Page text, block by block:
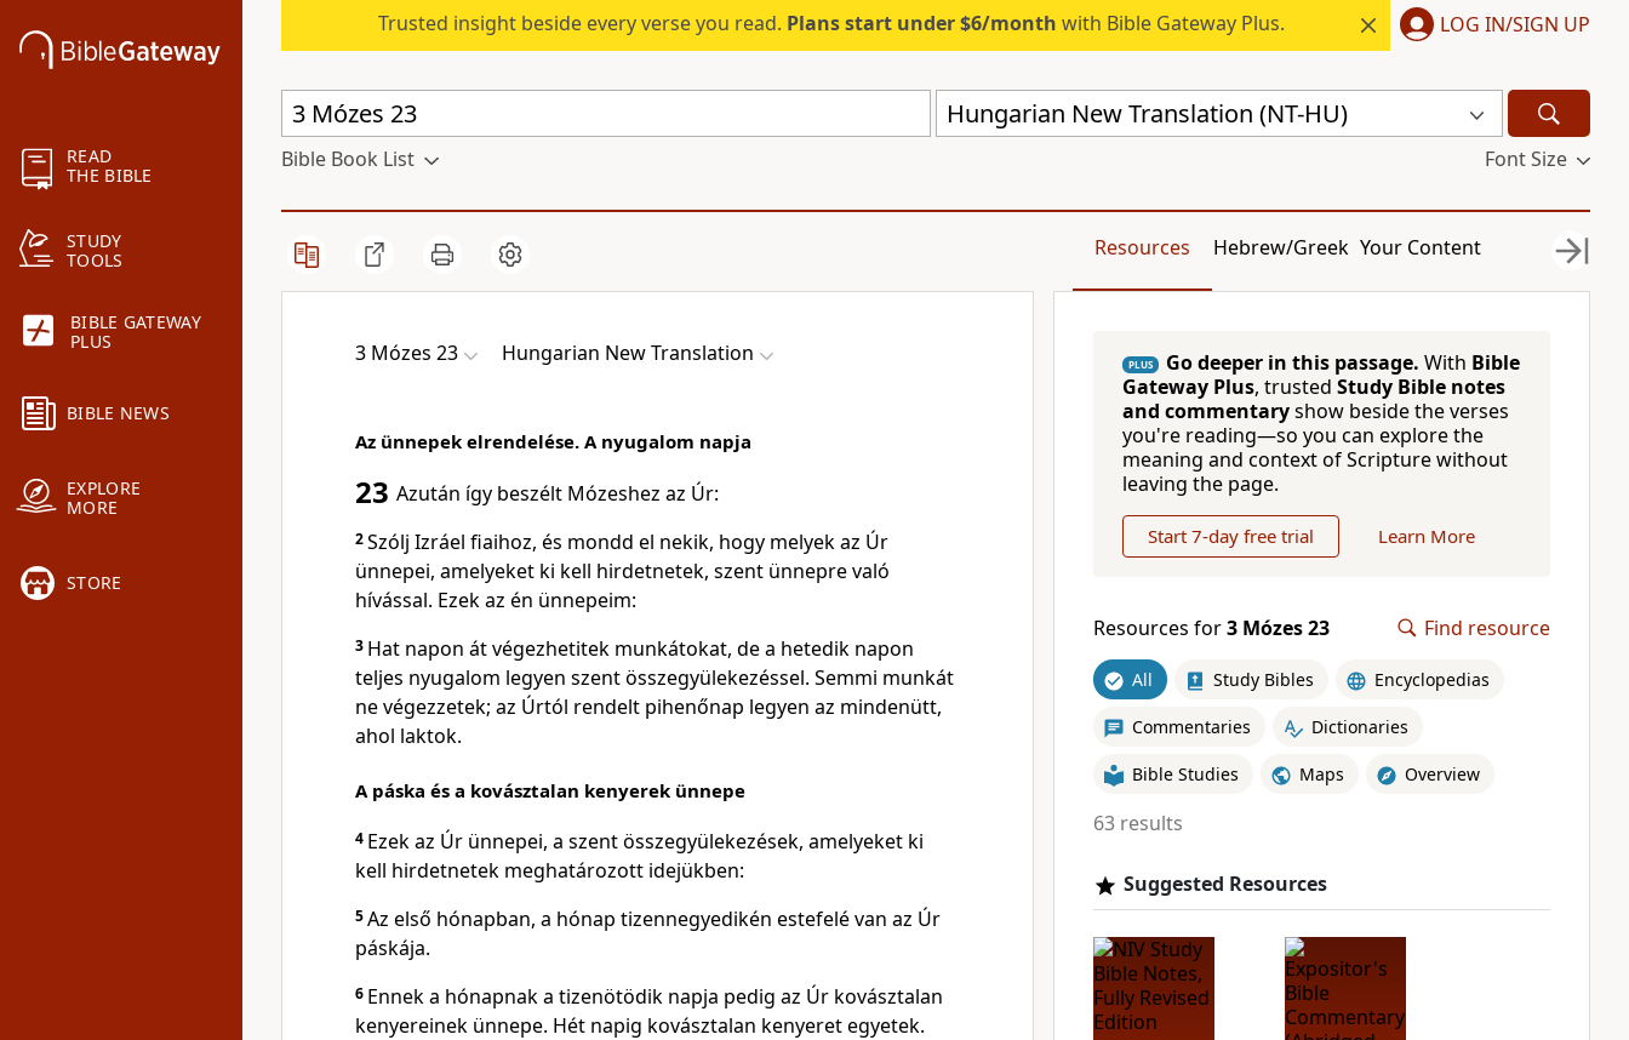
READ
THE BIBLE
STUDY
TOOLS
BIBLE GATEWAY
PLUS
BIBLE NEWS
EXPLORE
MORE
STORE
Trusted insight beside every verse you read. Plans start under $6/month with Bible Gateway Plus. LOG IN/SIGN UP
Hungarian New Translation (NT-HU)
Bible Book List Font Size
Resources Hebrew/Greek Your Content
3 Mózes 23 Hungarian New Translation
Az ünnepek elrendelése. A nyugalom napja
23 Azután így beszélt Mózeshez az Úr:
2Szólj Izráel fiaihoz, és mondd el nekik, hogy melyek az Úr
ünnepei, amelyeket ki kell hirdetnetek, szent ünnepre való
hívással. Ezek az én ünnepeim:
3 Hat napon át végezhetitek munkátokat, de a hetedik napon
teljes nyugalom legyen szent összegyülekezéssel. Semmi munkát
ne végezzetek; az Úrtól rendelt pihenőnap legyen az mindenütt,
ahol laktok.
A páska és a kovásztalan kenyerek ünnepe
4 Ezek az Úr ünnepei, a szent összegyülekezések, amelyeket ki
kell hirdetnetek meghatározott idejükben:
5Az első hónapban, a hónap tizennegyedikén estefelé van az Úr
páskája.
6 Ennek a hónapnak a tizenötödik napja pedig az Úr kovásztalan
kenyereinek ünnepe. Hét napig kovásztalan kenyeret egyetek.
PLUS Go deeper in this passage. With Bible
Gateway Plus, trusted Study Bible notes
and commentaryshow beside the verses
you're reading—so you can explore the
meaning and context of Scripture without
leaving the page.
Start 7-day free trial Learn More
Resources for3 Mózes 23 Find resource
All Study Bibles Encyclopedias
Commentaries Dictionaries
Bible Studies Maps Overview
63 results
Suggested Resources